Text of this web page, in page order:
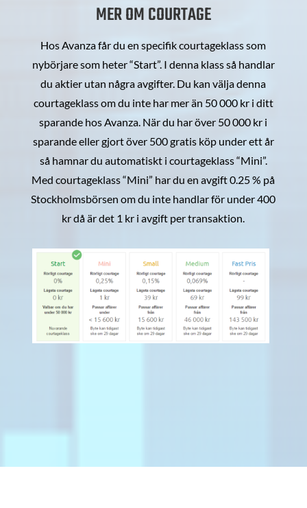
MER OM COURTAGE
Hos Avanza får du en specifik courtageklass som
nybörjare som heter “Start”. I denna klass så handlar
du aktier utan några avgifter. Du kan välja denna
courtageklass om du inte har mer än 50 000 kr i ditt
sparande hos Avanza. När du har över 50 000 kr i
sparande eller gjort över 500 gratis köp under ett år
så hamnar du automatiskt i courtageklass “Mini”.
Med courtageklass “Mini” har du en avgift 0.25 % på
Stockholmsbörsen om du inte handlar för under 400
kr då är det 1 kr i avgift per transaktion.